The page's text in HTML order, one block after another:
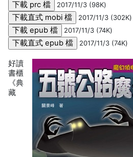
2017/11/3 (98K)
2017/11/3 (302K)
2017/11/3 (74K)
2017/11/3 (74K)
好讀
書櫃
《典
藏